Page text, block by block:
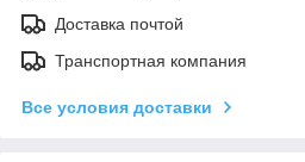
Доставка почтой
Транспортная компания
Все условия доставки